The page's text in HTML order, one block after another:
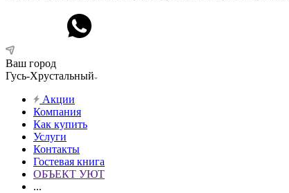
Ваш город
Гусь-Хрустальный
Акции
Компания
Как купить
Услуги
Контакты
Гостевая книга
ОБЪЕКТ УЮТ
...